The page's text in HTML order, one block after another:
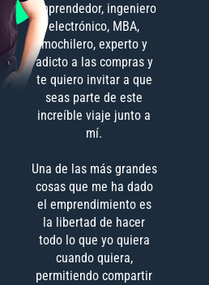
emprendedor, ingeniero
electrónico, MBA,
mochilero, experto y
adicto a las compras y
te quiero invitar a que
seas parte de este
increíble viaje junto a
mí.
Una de las más grandes
cosas que me ha dado
el emprendimiento es
la libertad de hacer
todo lo que yo quiera
cuando quiera,
permitiendo compartir